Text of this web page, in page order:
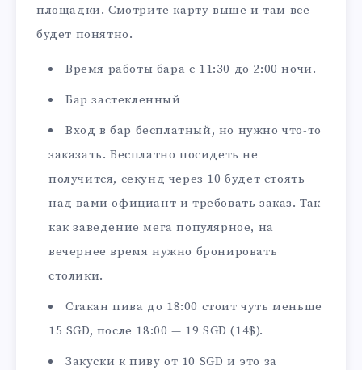
площадки. Смотрите карту выше и там все
будет понятно.
Время работы бара с 11:30 до 2:00 ночи.
Бар застекленный
Вход в бар бесплатный, но нужно что-то
заказать. Бесплатно посидеть не
получится, секунд через 10 будет стоять
над вами официант и требовать заказ. Так
как заведение мега популярное, на
вечернее время нужно бронировать
столики.
Стакан пива до 18:00 стоит чуть меньше
15 SGD, после 18:00 — 19 SGD (14$).
Закуски к пиву от 10 SGD и это за